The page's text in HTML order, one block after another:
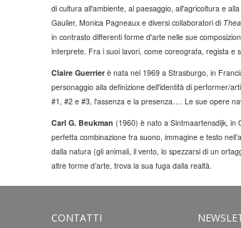
di cultura all'ambiente, al paesaggio, all'agricoltura e
Gaulier, Monica Pagneaux e diversi collaboratori di
in contrasto differenti forme d'arte nelle sue
interprete. Fra i suoi lavori, come coreografa, regista e
Claire Guerrier è nata nel 1969 a Strasburgo, in
personaggio alla definizione dell'identità di performer/
#1, #2 e #3, l'assenza e la presenza…. Le sue opere
Carl G. Beukman (1960) è nato a Sintmaartensdijk, in
perfetta combinazione fra suono, immagine e testo
dalla natura (gli animali, il vento, lo spezzarsi di un
altre forme d’arte, trova la sua fuga dalla realtà.
CONTATTI